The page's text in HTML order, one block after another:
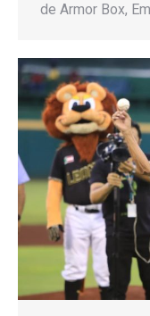
de Armor Box,